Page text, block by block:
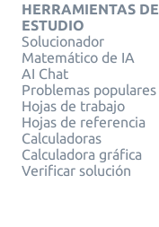
HERRAMIENTAS DE
ESTUDIO
Solucionador
Matemático de IA
AI Chat
Problemas populares
Hojas de trabajo
Hojas de referencia
Calculadoras
Calculadora gráfica
Verificar solución